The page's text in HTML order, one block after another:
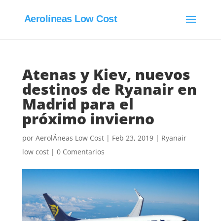
Aerolíneas Low Cost
Atenas y Kiev, nuevos
destinos de Ryanair en
Madrid para el
próximo invierno
por AerolÃ­neas Low Cost| Feb 23, 2019| Ryanair
low cost| 0 Comentarios